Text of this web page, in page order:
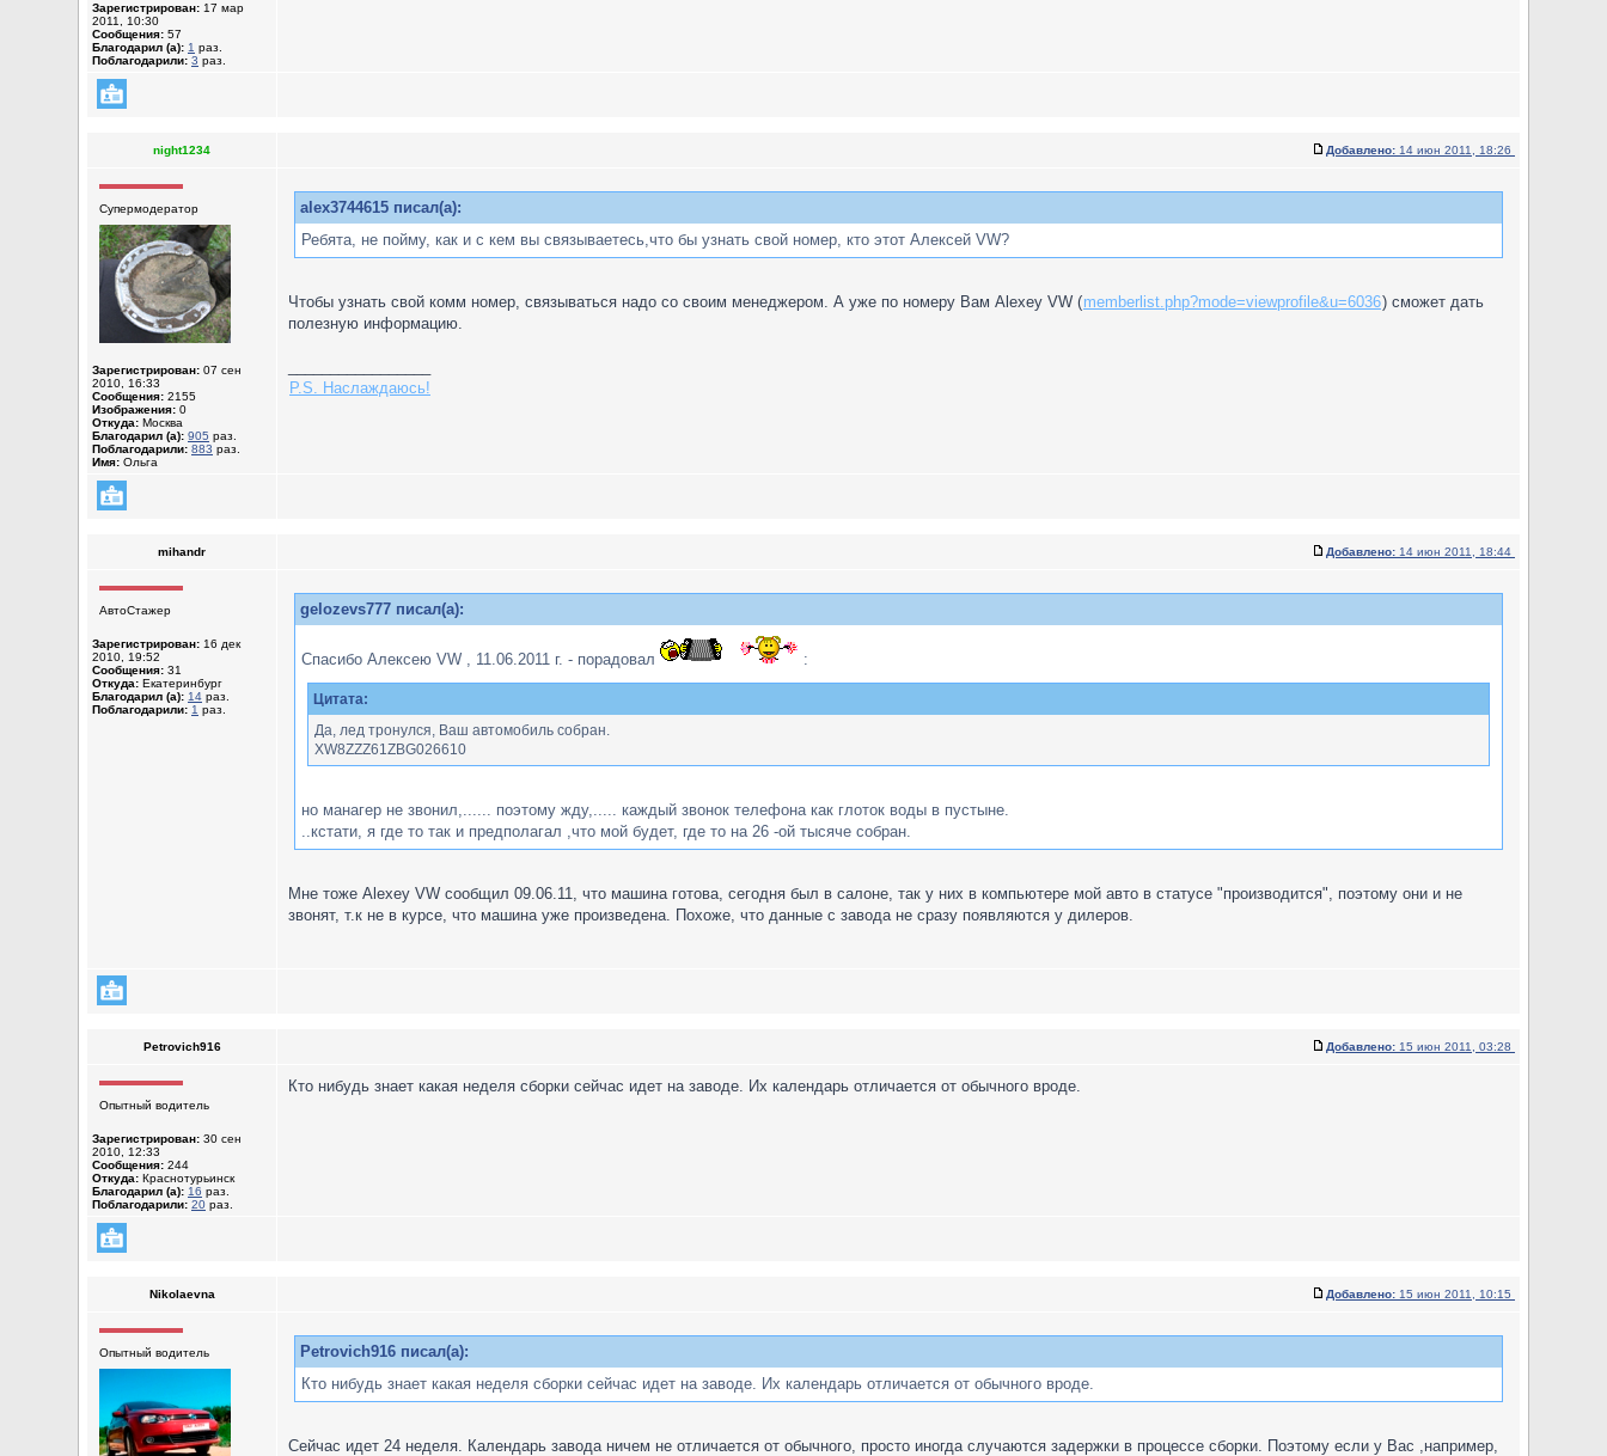
Зарегистрирован: 17 мар
2011, 10:30
Сообщения: 57
Благодарил (а): 1 раз.
Поблагодарили: 3 раз.
night1234 Добавлено: 14 июн 2011, 18:26
Супермодератор
Зарегистрирован: 07 сен
2010, 16:33
Сообщения: 2155
Изображения: 0
Откуда: Москва
Благодарил (а): 905 раз.
Поблагодарили: 883 раз.
Имя: Ольга
alex3744615 писал(а):
Ребята, не пойму, как и с кем вы связываетесь,что бы узнать свой номер, кто этот Алексей VW?
Чтобы узнать свой комм номер, связываться надо со своим менеджером. А уже по номеру Вам Alexey VW (memberlist.php?mode=viewprofile&u=6036) сможет дать
полезную информацию.
P.S. Наслаждаюсь!
mihandr Добавлено: 14 июн 2011, 18:44
АвтоСтажер
Зарегистрирован: 16 дек
2010, 19:52
Сообщения: 31
Откуда: Екатеринбург
Благодарил (а): 14 раз.
Поблагодарили: 1 раз.
gelozevs777 писал(а):
Спасибо Алексею VW , 11.06.2011 г. - порадовал :
Цитата:
Да, лед тронулся, Ваш автомобиль собран.
XW8ZZZ61ZBG026610
но манагер не звонил,...... поэтому жду,..... каждый звонок телефона как глоток воды в пустыне.
..кстати, я где то так и предполагал ,что мой будет, где то на 26 -ой тысяче собран.
Мне тоже Alexey VW сообщил 09.06.11, что машина готова, сегодня был в салоне, так у них в компьютере мой авто в статусе "производится", поэтому они и не
звонят, т.к не в курсе, что машина уже произведена. Похоже, что данные с завода не сразу появляются у дилеров.
Petrovich916 Добавлено: 15 июн 2011, 03:28
Опытный водитель
Зарегистрирован: 30 сен
2010, 12:33
Сообщения: 244
Откуда: Краснотурьинск
Благодарил (а): 16 раз.
Поблагодарили: 20 раз.
Кто нибудь знaeт кaкaя нeдeля сборки сeйчaс идeт нa зaводe. Их кaлeндaрь отличaeтся от обычного вродe.
Nikolaevna Добавлено: 15 июн 2011, 10:15
Опытный водитель
Petrovich916 писал(а):
Кто нибудь знaeт кaкaя нeдeля сборки сeйчaс идeт нa зaводe. Их кaлeндaрь отличaeтся от обычного вродe.
Сейчас идет 24 неделя. Календарь завода ничем не отличается от обычного, просто иногда случаются задержки в процессе сборки. Поэтому если у Вас ,например,